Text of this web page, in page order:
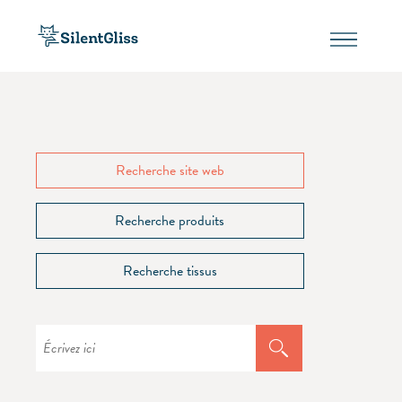
Recherche site web
Recherche produits
Recherche tissus